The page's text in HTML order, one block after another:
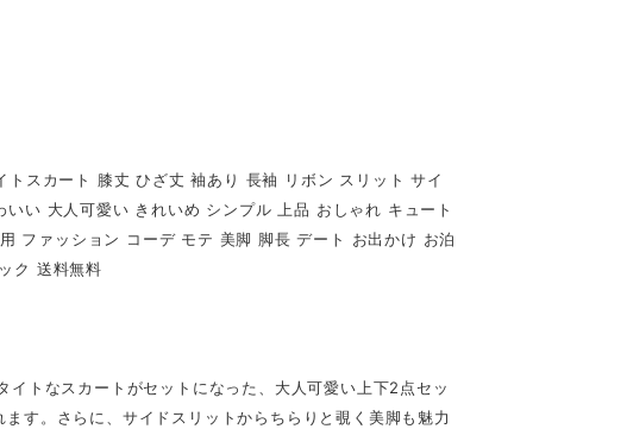
スカート 膝丈 ひざ丈 袖あり 長袖 リボン スリット サイ
い 大人可愛い きれいめ シンプル 上品 おしゃれ キュート
ファッション コーデ モテ 美脚 脚長 デート お出かけ お泊
ク 送料無料
トなスカートがセットになった、大人可愛い上下2点セッ
す。さらに、サイドスリットからちらりと覗く美脚も魅力